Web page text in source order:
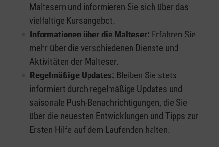
Maltesern und informieren Sie sich über das
vielfältige Kursangebot.
Informationen über die Malteser: Erfahren Sie
mehr über die verschiedenen Dienste und
Aktivitäten der Malteser.
Regelmäßige Updates: Bleiben Sie stets
informiert durch regelmäßige Updates und
saisonale Push-Benachrichtigungen, die Sie
über die neuesten Entwicklungen und Tipps zur
Ersten Hilfe auf dem Laufenden halten.